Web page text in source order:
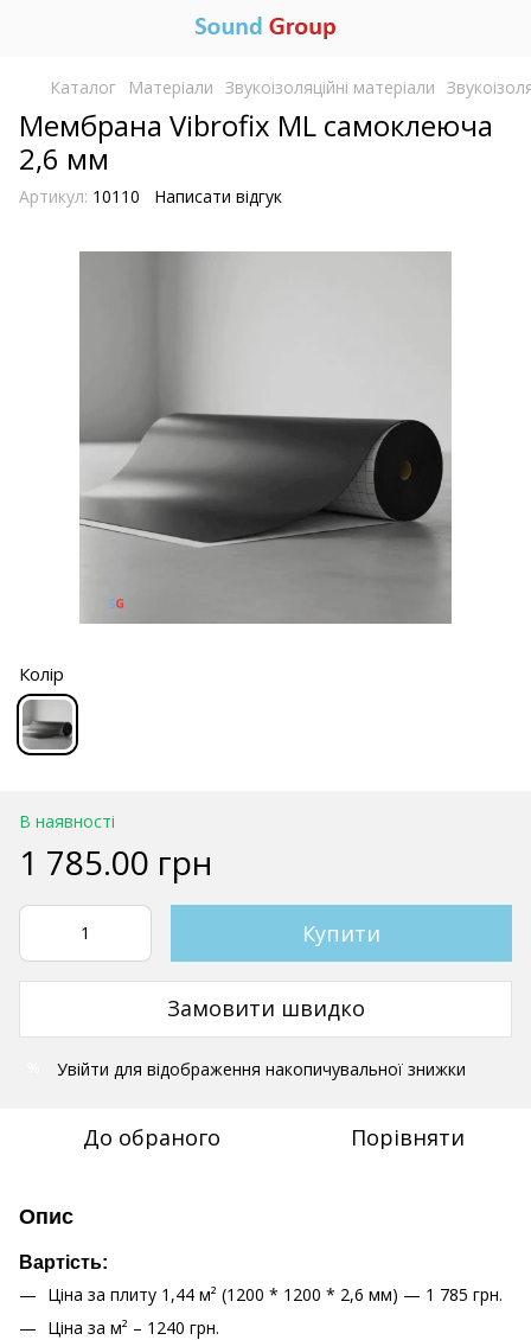
Каталог Матеріали Звукоізоляційні матеріали
Мембрана Vibrofix ML самоклеюча
2,6 мм
Артикул: 10110 Написати відгук
Колір
В наявності
1 785.00 грн
Купити
Замовити швидко
Увійти для відображення накопичувальної знижки
До обраного Порівняти
Опис
Вартість:
Ціна за плиту 1,44 м² (1200 * 1200 * 2,6 мм) — 1 785 грн.
Ціна за м² – 1240 грн.